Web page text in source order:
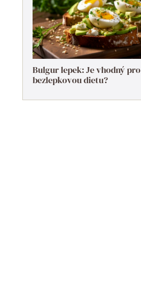
Bulgur lepek: Je vhodný pro
bezlepkovou dietu?